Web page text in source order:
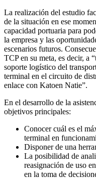
La realización del estudio
de la situación en ese
capacidad portuaria para
la empresa y las
escenarios futuros.
TCP en su meta, es decir, a
soporte logístico del
terminal en el circuito de
enlace con Katoen Natie”.
En el desarrollo de la
objetivos principales:
Conocer cuál es el
terminal en
Disponer de una
La posibilidad de
reasignación de uso
en la toma de